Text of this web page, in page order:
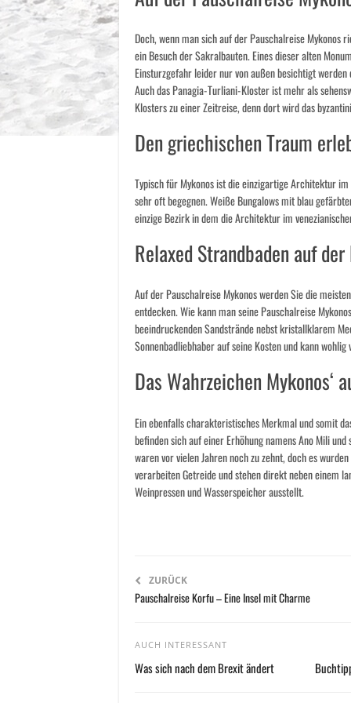
Doch, wenn man sich auf der Pauschalreise
ein Besuch der Sakralbauten. Eines dieser alten
Einsturzgefahr leider nur von außen besichtigt
Auch das Panagia-Turliani-Kloster ist mehr als
Klosters zu einer Zeitreise, denn dort wird das
Den griechischen Traum
Typisch für Mykonos ist die einzigartige Architektur
sehr oft begegnen. Weiße Bungalows mit blau
einzige Bezirk in dem die Architektur im
Relaxed Strandbaden auf
Auf der Pauschalreise Mykonos werden Sie die
entdecken. Wie kann man seine Pauschalreise
beeindruckenden Sandstrände nebst kristallklarem
Sonnenbadliebhaber auf seine Kosten und kann
Das Wahrzeichen Mykonos‘
Ein ebenfalls charakteristisches Merkmal und somit
befinden sich auf einer Erhöhung namens Ano Mili
waren vor vielen Jahren noch zu zehnt, doch es
verarbeiten Getreide und stehen direkt neben einem
Weinpressen und Wasserspeicher ausstellt.
ZURÜCK
Pauschalreise Korfu – Eine Insel mit Charme
AUCH INTERESSANT
Was sich nach dem Brexit ändert